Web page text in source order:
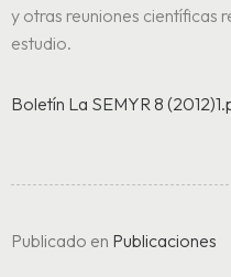
y otras reuniones científicas
estudio.
Boletín La SEMYR 8
Publicado en Publicaciones